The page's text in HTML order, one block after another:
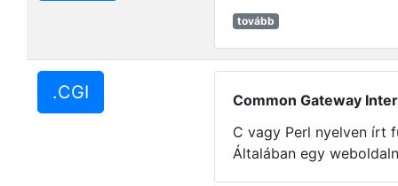
tovább
.CGI
Common Gateway
C vagy Perl nyelven írt
Általában egy